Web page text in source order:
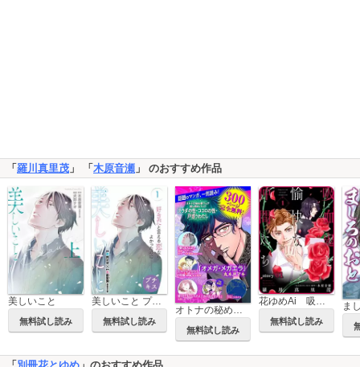
「 羅川真里茂 」 「 木原音瀬 」 のおすすめ作品
美しいこと
無料試し読み
美しいこと プチキス
無料試し読み
無料試し読み
花ゆめAi 吸血鬼と愉快な仲間たち
無料試し読み
ま